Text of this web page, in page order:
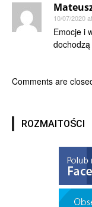
10/07/2020
Emocje i
Comments are
ROZMAITOŚCI